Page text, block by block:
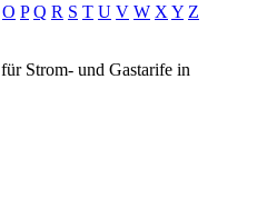
O P Q R S T U V W X Y Z
Strom- und Gastarife in